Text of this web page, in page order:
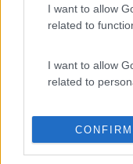
I want to allow
related to
I want to allow
related to
I want to allow
functionality and
CONFIRM
Il 1° è gratuito. Gli altri
fatto qualche mese fa.
108
04/10/2007
Forse hai ragione mi
successivi costano
all'operazione[:D]. Poi